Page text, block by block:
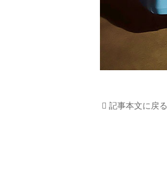
記事本文に戻る